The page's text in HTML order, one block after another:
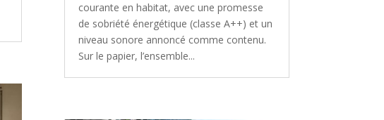
courante en habitat, avec une promesse
de sobriété énergétique (classe A++) et un
niveau sonore annoncé comme contenu.
Sur le papier, l’ensemble...